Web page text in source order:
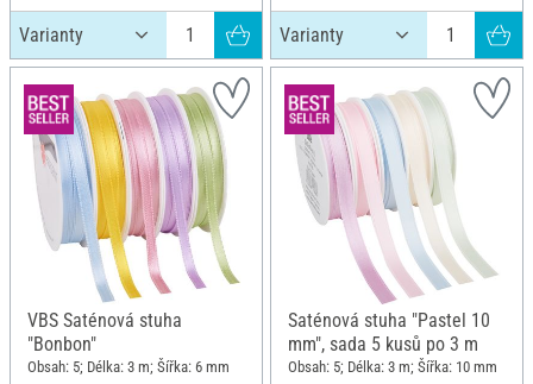
VBS Saténová stuha
"Bonbon"
Obsah: 5; Délka: 3 m; Šířka: 6 mm
Saténová stuha "Pastel 10
mm", sada 5 kusů po 3 m
Obsah: 5; Délka: 3 m; Šířka: 10 mm